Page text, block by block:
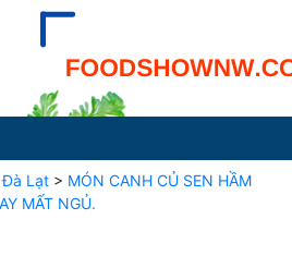
Đà Lạt > MÓN CANH CỦ SEN HẦM
MẤT NGỦ.